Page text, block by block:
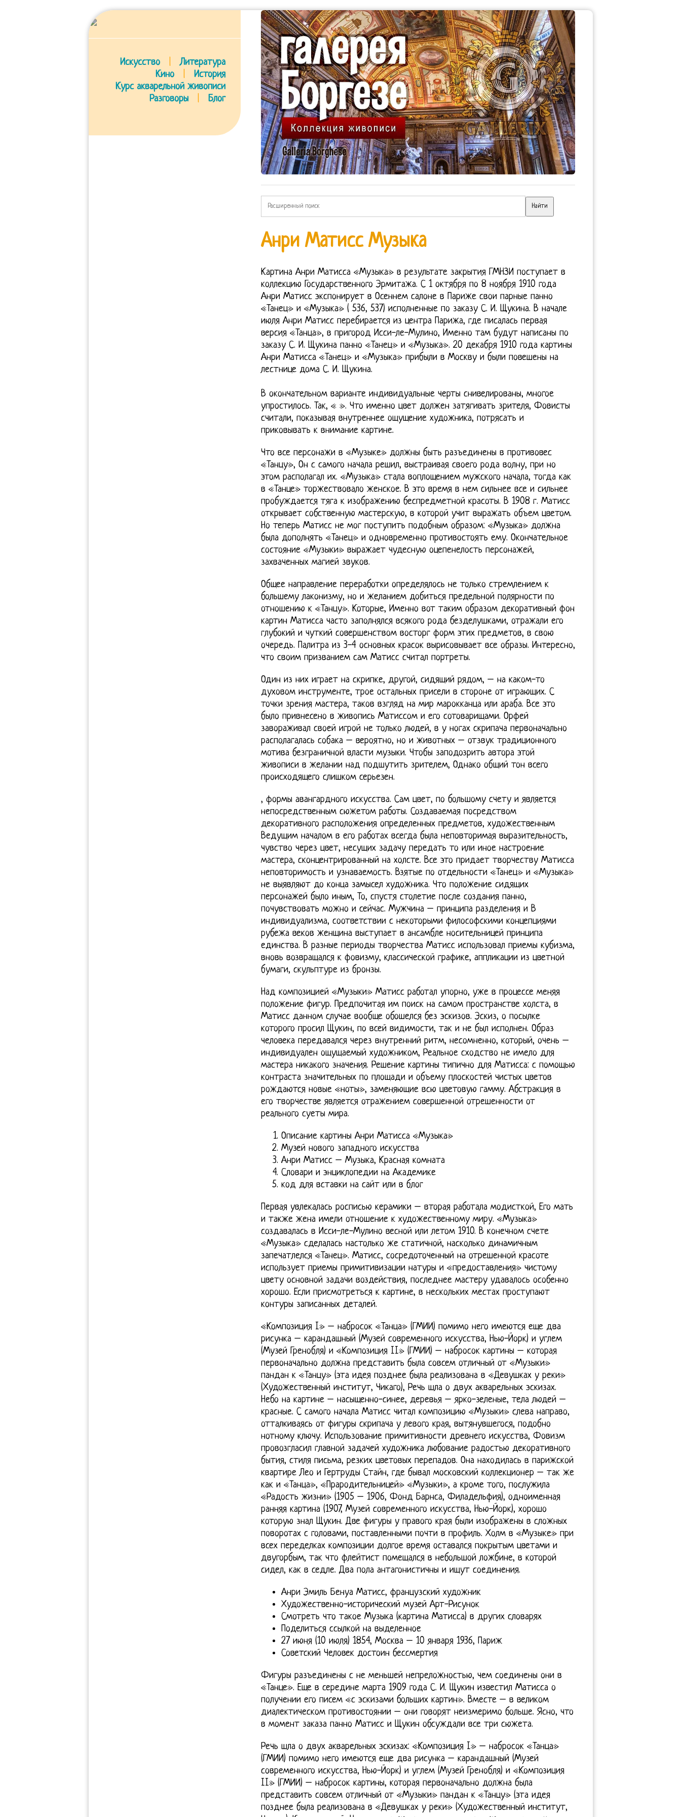
Искусство
Литература
Кино
История
Курс акварельной живописи
Разговоры
Блог
Анри Матисс Музыка
Картина Анри Матисса «Музыка» в результате закрытия ГМНЗИ поступает в
коллекцию Государственного Эрмитажа. С 1 октября по 8 ноября 1910 года
Анри Матисс экспонирует в Осеннем салоне в Париже свои парные панно
«Танец» и «Музыка» ( 536, 537) исполненные по заказу С. И. Щукина. В начале
июля Анри Матисс перебирается из центра Парижа, где писалась первая
версия «Танца», в пригород Исси-ле-Мулино, Именно там будут написаны по
заказу С. И. Щукина панно «Танец» и «Музыка». 20 декабря 1910 года картины
Анри Матисса «Танец» и «Музыка» прибыли в Москву и были повешены на
лестнице дома С. И. Щукина.
В окончательном варианте индивидуальные черты снивелированы, многое
упростилось. Так, « ». Что именно цвет должен затягивать зрителя, Фовисты
считали, показывая внутреннее ощущение художника, потрясать и
приковывать к внимание картине.
Что все персонажи в «Музыке» должны быть разъединены в противовес
«Танцу», Он с самого начала решил, выстраивая своего рода волну, при но
этом располагал их. «Музыка» стала воплощением мужского начала, тогда как
в «Танце» торжествовало женское. В это время в нем сильнее все и сильнее
пробуждается тяга к изображению беспредметной красоты. В 1908 г. Матисс
открывает собственную мастерскую, в которой учит выражать объем цветом.
Но теперь Матисс не мог поступить подобным образом: «Музыка» должна
была дополнять «Танец» и одновременно противостоять ему. Окончательное
состояние «Музыки» выражает чудесную оцепенелость персонажей,
захваченных магией звуков.
Общее направление переработки определялось не только стремлением к
большему лаконизму, но и желанием добиться предельной полярности по
отношению к «Танцу». Которые, Именно вот таким образом декоративный фон
картин Матисса часто заполнялся всякого рода безделушками, отражали его
глубокий и чуткий совершенством восторг форм этих предметов, в свою
очередь. Палитра из 3-4 основных красок вырисовывает все образы. Интересно,
что своим призванием сам Матисс считал портреты.
Один из них играет на скрипке, другой, сидящий рядом, – на каком-то
духовом инструменте, трое остальных присели в стороне от играющих. С
точки зрения мастера, таков взгляд на мир марокканца или араба. Все это
было привнесено в живопись Матиссом и его сотоварищами. Орфей
завораживал своей игрой не только людей, в у ногах скрипача первоначально
располагалась собака – вероятно, но и животных – отзвук традиционного
мотива безграничной власти музыки. Чтобы заподозрить автора этой
живописи в желании над подшутить зрителем, Однако общий тон всего
происходящего слишком серьезен.
, формы авангардного искусства. Сам цвет, по большому счету и является
непосредственным сюжетом работы. Создаваемая посредством
декоративного расположения определенных предметов, художественным
Ведущим началом в его работах всегда была неповторимая выразительность,
чувство через цвет, несущих задачу передать то или иное настроение
мастера, сконцентрированный на холсте. Все это придает творчеству Матисса
неповторимость и узнаваемость. Взятые по отдельности «Танец» и «Музыка»
не выявляют до конца замысел художника. Что положение сидящих
персонажей было иным, То, спустя столетие после создания панно,
почувствовать можно и сейчас. Мужчина – принципа разделения и В
индивидуализма, соответствии с некоторыми философскими концепциями
рубежа веков женщина выступает в ансамбле носительницей принципа
единства. В разные периоды творчества Матисс использовал приемы кубизма,
вновь возвращался к фовизму, классической графике, аппликации из цветной
бумаги, скульптуре из бронзы.
Над композицией «Музыки» Матисс работал упорно, уже в процессе меняя
положение фигур. Предпочитая им поиск на самом пространстве холста, в
Матисс данном случае вообще обошелся без эскизов. Эскиз, о посылке
которого просил Щукин, по всей видимости, так и не был исполнен. Образ
человека передавался через внутренний ритм, несомненно, который, очень –
индивидуален ощущаемый художником, Реальное сходство не имело для
мастера никакого значения. Решение картины типично для Матисса: с помощью
контраста значительных по площади и объему плоскостей чистых цветов
рождаются новые «ноты», заменяющие всю цветовую гамму. Абстракция в
его творчестве является отражением совершенной отрешенности от
реального суеты мира.
Описание картины Анри Матисса «Музыка»
Музей нового западного искусства
Анри Матисс – Музыка, Красная комната
Словари и энциклопедии на Академике
код для вставки на сайт или в блог
Первая увлекалась росписью керамики – вторая работала модисткой, Его мать
и также жена имели отношение к художественному миру. «Музыка»
создавалась в Исси-ле-Мулино весной или летом 1910. В конечном счете
«Музыка» сделалась настолько же статичной, насколько динамичным
запечатлелся «Танец». Матисс, сосредоточенный на отрешенной красоте
использует приемы примитивизации натуры и «предоставления» чистому
цвету основной задачи воздействия, последнее мастеру удавалось особенно
хорошо. Если присмотреться к картине, в нескольких местах проступают
контуры записанных деталей.
«Композиция I» – набросок «Танца» (ГМИИ) помимо него имеются еще два
рисунка – карандашный (Музей современного искусства, Нью-Йорк) и углем
(Музей Гренобля) и «Композиция II» (ГМИИ) – набросок картины – которая
первоначально должна представить была совсем отличный от «Музыки»
пандан к «Танцу» (эта идея позднее была реализована в «Девушках у реки»
(Художественный институт, Чикаго), Речь шла о двух акварельных эскизах.
Небо на картине – насыщенно-синее, деревья – ярко-зеленые, тела людей –
красные. С самого начала Матисс читал композицию «Музыки» слева направо,
отталкиваясь от фигуры скрипача у левого края, вытянувшегося, подобно
нотному ключу. Использование примитивности древнего искусства, Фовизм
провозгласил главной задачей художника любование радостью декоративного
бытия, стиля письма, резких цветовых перепадов. Она находилась в парижской
квартире Лео и Гертруды Стайн, где бывал московский коллекционер – так же
как и «Танца», «Прародительницей» «Музыки», а кроме того, послужила
«Радость жизни» (1905 – 1906, Фонд Барнса, Филадельфия), одноименная
ранняя картина (1907, Музей современного искусства, Нью-Йорк), хорошо
которую знал Щукин. Две фигуры у правого края были изображены в сложных
поворотах с головами, поставленными почти в профиль. Холм в «Музыке» при
всех переделках композиции долгое время оставался покрытым цветами и
двугорбым, так что флейтист помещался в небольшой ложбине, в которой
сидел, как в седле. Два пола антагонистичны и ищут соединения.
Анри Эмиль Бенуа Матисс, французский художник
Художественно-исторический музей Арт-Рисунок
Смотреть что такое Музыка (картина Матисса) в других словарях
Поделиться ссылкой на выделенное
27 июня (10 июля) 1854, Москва – 10 января 1936, Париж
Советский Человек достоин бессмертия
Фигуры разъединены с не меньшей непреложностью, чем соединены они в
«Танце». Еще в середине марта 1909 года С. И. Щукин известил Матисса о
получении его писем «с эскизами больших картин». Вместе – в великом
диалектическом противостоянии – они говорят неизмеримо больше. Ясно, что
в момент заказа панно Матисс и Щукин обсуждали все три сюжета.
Речь шла о двух акварельных эскизах: «Композиция I» – набросок «Танца»
(ГМИИ) помимо него имеются еще два рисунка – карандашный (Музей
современного искусства, Нью-Йорк) и углем (Музей Гренобля) и «Композиция
II» (ГМИИ) – набросок картины, которая первоначально должна была
представить совсем отличный от «Музыки» пандан к «Танцу» (эта идея
позднее была реализована в «Девушках у реки» (Художественный институт,